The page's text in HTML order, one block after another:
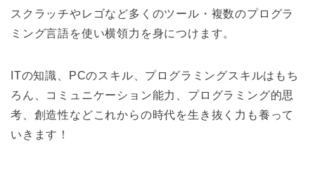
スクラッチやレゴなど多くのツール・複数のプログラ
ミング言語を使い横領力を身につけます。
ITの知識、PCのスキル、プログラミングスキルはもち
ろん、コミュニケーション能力、プログラミング的思
考、創造性などこれからの時代を生き抜く力も養って
いきます！